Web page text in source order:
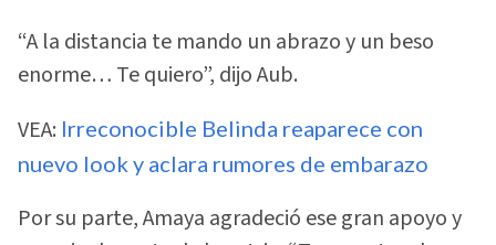
“A la distancia te mando un abrazo y un beso
enorme… Te quiero”, dijo Aub.
VEA: Irreconocible Belinda reaparece con
nuevo look y aclara rumores de embarazo
Por su parte, Amaya agradeció ese gran apoyo y